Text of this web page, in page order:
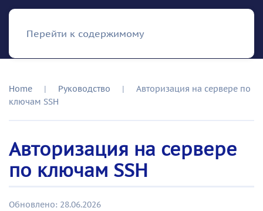
Перейти к содержимому
RISH
Home Руководство
Авторизация на сервере по
ключам SSH
Авторизация на сервере
по ключам SSH
Обновлено: 28.06.2026